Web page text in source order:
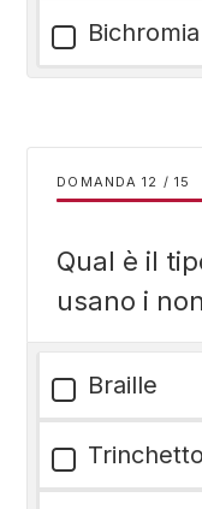
Bichromia
DOMANDA / 15
Qual è il
usano i
Braille
Trinchetto